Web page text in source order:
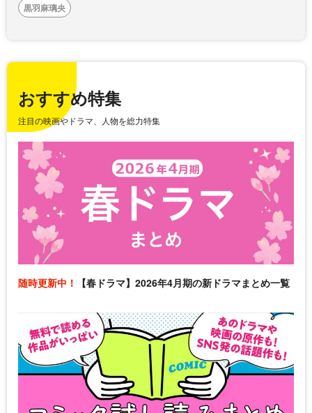
黒羽麻璃央
おすすめ特集
注目の映画やドラマ、人物を総力特集
随時更新中！ 【春ドラマ】2026年4月期の新ドラマまとめ一覧